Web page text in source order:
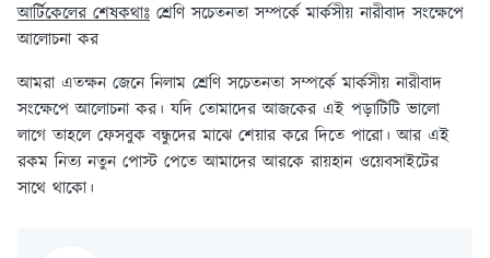
আর্টিকেলের শেষকথাঃ শ্রেণি সচেতনতা সম্পর্কে মার্কসীয় নারীবাদ সংক্ষেপে
আলোচনা কর
আমরা এতক্ষন জেনে নিলাম শ্রেণি সচেতনতা সম্পর্কে মার্কসীয় নারীবাদ
সংক্ষেপে আলোচনা কর। যদি তোমাদের আজকের এই পড়াটিটি ভালো
লাগে তাহলে ফেসবুক বন্ধুদের মাঝে শেয়ার করে দিতে পারো। আর এই
রকম নিত্য নতুন পোস্ট পেতে আমাদের আরকে রায়হান ওয়েবসাইটের
সাথে থাকো।